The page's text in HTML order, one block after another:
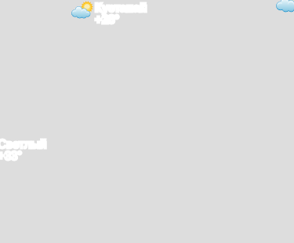
Кустанай
+28°